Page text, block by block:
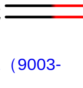
9003-